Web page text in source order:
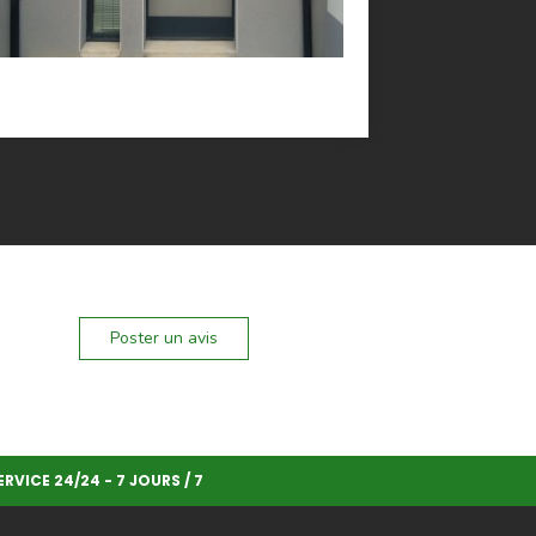
Poster un avis
24/24 - 7 JOURS / 7